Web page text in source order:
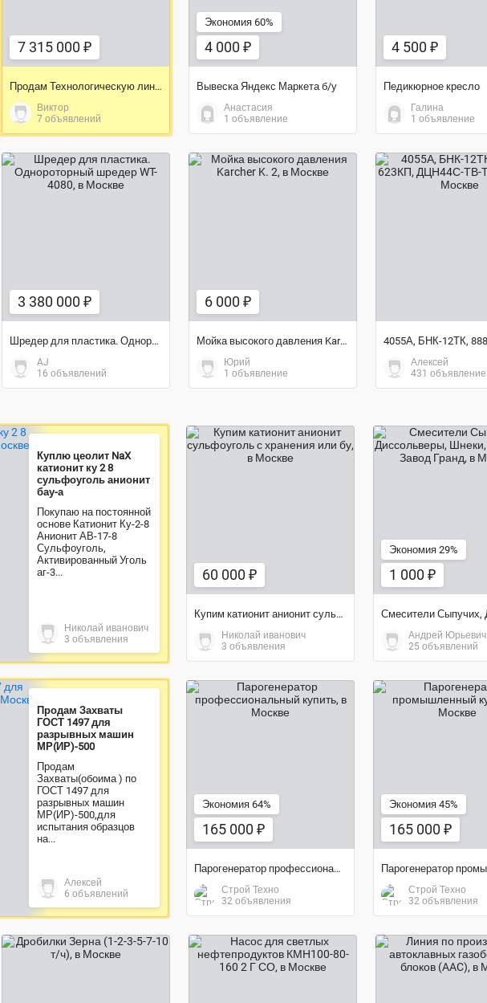
7 315 000 ₽
Продам Технологическую линию производства колон PLAN SLR
Виктор
7 объявлений
Экономия 60%
4 000 ₽
Вывеска Яндекс Маркета б/у
Анастасия
1 объявление
4 500 ₽
Педикюрное кресло
Галина
1 объявление
3 380 000 ₽
Шредер для пластика. Однороторный шредер WT-4080
AJ
16 объявлений
6 000 ₽
Мойка высокого давления Karcher K. 2
Юрий
1 объявление
Алексей
431 объявление
Куплю цеолит NaX
катионит ку 2 8
сульфоуголь анионит
бау-а
Покупаю на постоянной
основе Катионит Ку-2-8
Анионит АВ-17-8
Сульфоуголь,
Активированный Уголь
аг-3...
Николай иванович
3 объявления
60 000 ₽
Купим катионит анионит сульфоуголь с хранения или бу
Николай иванович
3 объявления
Экономия 29%
1 000 ₽
Андрей Юрьевич
25 объявлений
Продам Захваты
ГОСТ 1497 для
разрывных машин
МР(ИР)-500
Продам
Захваты(обоима ) по
ГОСТ 1497 для
разрывных машин
МР(ИР)-500,для
испытания образцов
на...
Алексей
6 объявлений
Экономия 64%
165 000 ₽
Парогенератор профессиональный купить
Строй Техно
32 объявления
Экономия 45%
165 000 ₽
Строй Техно
32 объявления